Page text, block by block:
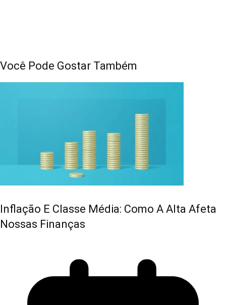
Você Pode Gostar Também
Inflação E Classe Média: Como A Alta Afeta
Nossas Finanças